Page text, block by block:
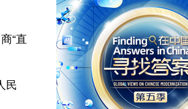
“直
民